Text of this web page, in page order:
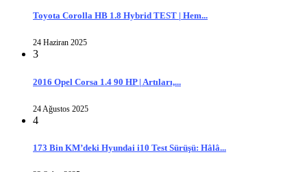
Toyota Corolla HB 1.8 Hybrid TEST | Hem...
24 Haziran 2025
3
2016 Opel Corsa 1.4 90 HP | Artıları,...
24 Ağustos 2025
4
173 Bin KM’deki Hyundai i10 Test Sürüşü: Hâlâ...